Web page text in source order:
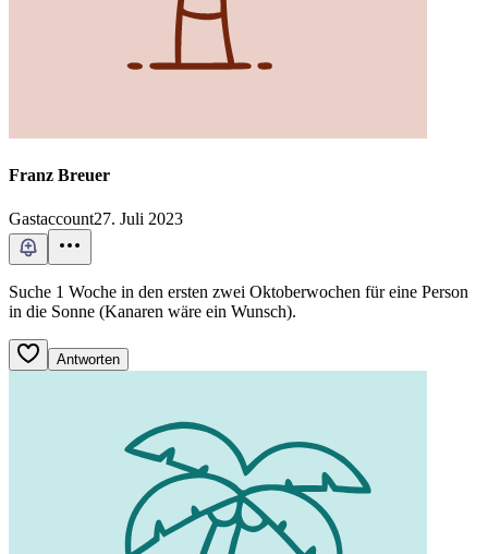
Franz Breuer
Gastaccount27. Juli 2023
Suche 1 Woche in den ersten zwei Oktoberwochen für eine Person
in die Sonne (Kanaren wäre ein Wunsch).
Antworten